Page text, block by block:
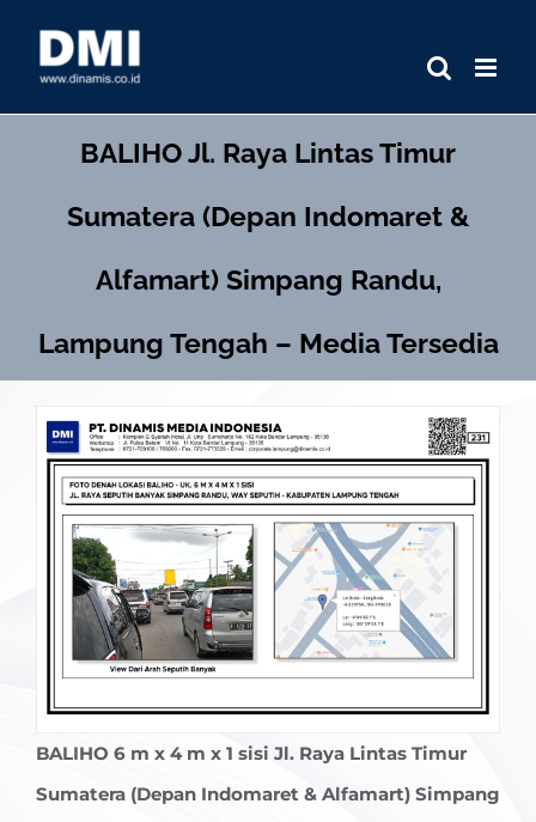
BALIHOJl. Raya Lintas Timur
Sumatera (Depan Indomaret &
Alfamart) Simpang Randu,
Lampung Tengah – Media Tersedia
BALIHO 6 m x 4 m x 1 sisi Jl. Raya Lintas Timur
Sumatera (Depan Indomaret & Alfamart) Simpang